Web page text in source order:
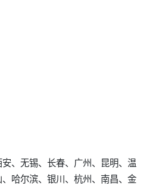
、无锡、长春、广州、昆明、温
哈尔滨、银川、杭州、南昌、金